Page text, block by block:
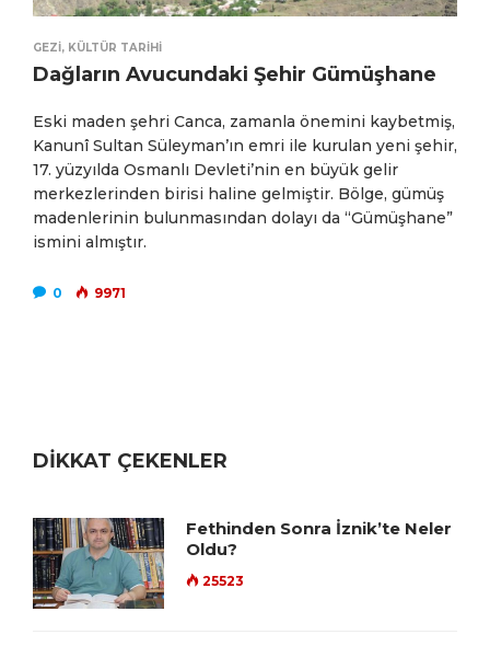
GEZI, KÜLTÜR TARIHI
Dağların Avucundaki Şehir Gümüşhane
Eski maden şehri Canca, zamanla önemini kaybetmiş,
Kanunî Sultan Süleyman’ın emri ile kurulan yeni şehir,
17. yüzyılda Osmanlı Devleti’nin en büyük gelir
merkezlerinden birisi haline gelmiştir. Bölge, gümüş
madenlerinin bulunmasından dolayı da “Gümüşhane”
ismini almıştır.
0 9971
DİKKAT ÇEKENLER
Fethinden Sonra İznik’te Neler
Oldu?
25523